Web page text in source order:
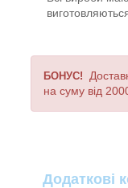
БОНУС!
на суму від
Додаткові